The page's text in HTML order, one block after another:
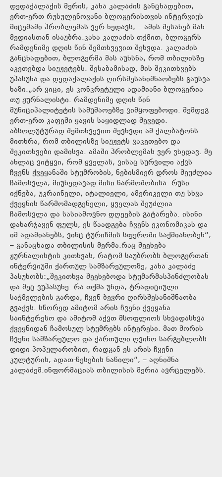
დედაქალაქის მერის, კახა კალაძის განცხადებით,
ერთ-ერთ რუსულენოვანი ბლოგერისთვის ინტერვიუს
მიცემაში პრობლემას ვერ ხედავს, – ამის შესახებ მან
მედიასთან ისაუბრა.კახა კალაძის თქმით, ბლოგერს
რამდენიმე დღის წინ შემთხვევით შეხვდა. კალაძის
განცხადებით, ბლოგერმა მას აუხსნა, რომ თბილისზე
აკეთებდა სიუჟეტებს. შესაბამისად, მის შეკითხვებს
უპასუხა და დედაქალაქის ღირსშესანიშნაობებს გაუსვა
ხაზი.„არ ვიცი, ეს კონკრეტული ადამიანი ბლოგერია
თუ ჟურნალისტი. რამდენიმე დღის წინ
მუნიციპალიტეტის სამუშაოებზე ვიმყოფებოდი. შემდეგ
ერთ-ერთ კაფეში ყავის საყიდლად შევედი.
აბსოლუტურად შემთხვევით შევხვდი ამ ქალბატონს.
მითხრა, რომ თბილისზე სიუჟეტს ვაკეთებო და
შეკითხვები დამისვა. ამაში პრობლემას ვერ ვხედავ. მე
ახლაც ვიტყვი, რომ ყველას, ვისაც სურვილი აქვს
ჩვენს ქვეყანაში სტუმრობის, ნებისმიერ დროს შეუძლია
ჩამოსვლა, მიუხედავად მისი წარმოშობისა. რუსი
იქნება, უკრაინელი, იტალიელი, ამერიკელი თუ სხვა
ქვეყნის წარმომადგენელი, ყველას შეუძლია
ჩამოსვლა და სასიამოვნო დღეების გატარება. ისინი
დახარჯავენ ფულს, ეს წაადგება ჩვენს ეკონომიკას და
იმ ადამიანებს, ვინც ტურიზმის სფეროში საქმიანობენ“,
– განაცხადა თბილისის მერმა.რაც შეეხება
ჟურნალისტის კითხვას, რატომ საუბრობს ბლოგერთან
ინტერვიუში ქართულ სამზარეულოზე, კახა კალაძე
პასუხობს:„შეკითხვა შეეხებოდა სტუმარმასპინძლობას
და მეც ვუპასუხე. რა თქმა უნდა, ტრადიციული
საჭმელების გარდა, ჩვენ ბევრი ღირსშესანიშნაობა
გვაქვს. სწორედ ამიტომ არის ჩვენი ქვეყანა
საინტერესო და ამიტომ აქვთ მსოფლიოს სხვადასხვა
ქვეყნიდან ჩამოსულ სტუმრებს ინტერესი. მათ შორის
ჩვენი სამზარეულო და ქართული ღვინო სარგებლობს
დიდი პოპულარობით, რადგან ეს არის ჩვენი
კულტურის, ადათ-წესების ნაწილი“, – აღნიშნა
კალაძემ.ინფორმაციას თბილისის მერია ავრცელებს.